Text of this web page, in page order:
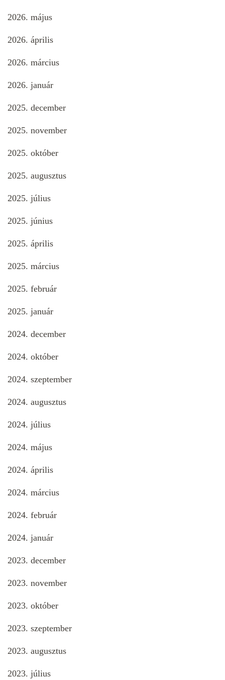
2026. május
2026. április
2026. március
2026. január
2025. december
2025. november
2025. október
2025. augusztus
2025. július
2025. június
2025. április
2025. március
2025. február
2025. január
2024. december
2024. október
2024. szeptember
2024. augusztus
2024. július
2024. május
2024. április
2024. március
2024. február
2024. január
2023. december
2023. november
2023. október
2023. szeptember
2023. augusztus
2023. július